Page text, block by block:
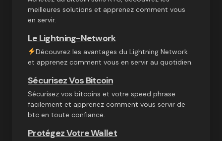
meilleures solutions et apprenez comment vous
en servir.
Le Lightning-Network
Découvrez les avantages du Lightning Network
et apprenez comment vous en servir au quotidien.
Sécurisez Vos Bitcoin
Sécurisez vos bitcoins et votre speed phrase
facilement et apprenez comment vous servir de
btc en toute confiance.
Protégez Votre Wallet